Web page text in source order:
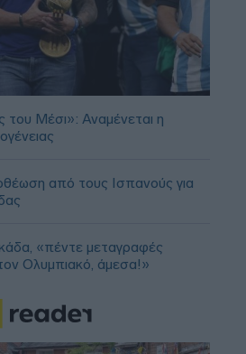
Μέσι»: Αναμένεται η
από τους Ισπανούς για
«πέντε μεταγραφές
Ολυμπιακό, άμεσα!»